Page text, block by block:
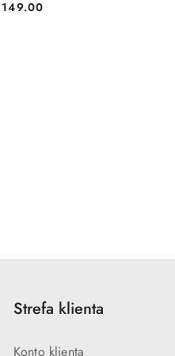
Cena:
149.00
Strefa klienta
Konto klienta